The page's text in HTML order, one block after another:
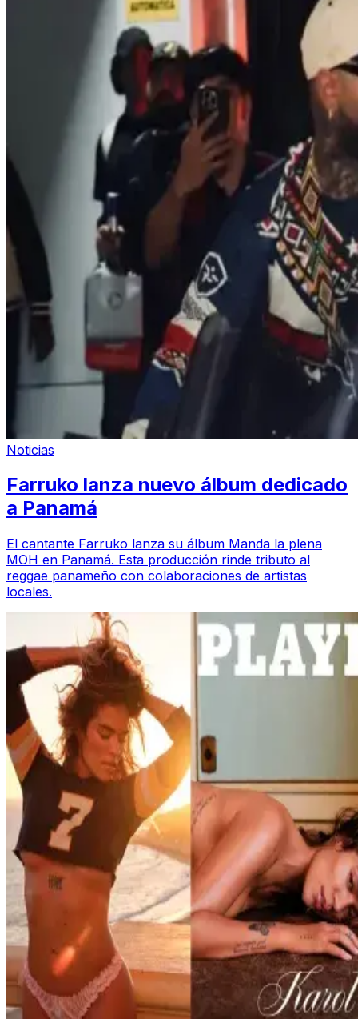
Noticias
Farruko lanza nuevo álbum dedicado
a Panamá
El cantante Farruko lanza su álbum Manda la plena
MOH en Panamá. Esta producción rinde tributo al
reggae panameño con colaboraciones de artistas
locales.